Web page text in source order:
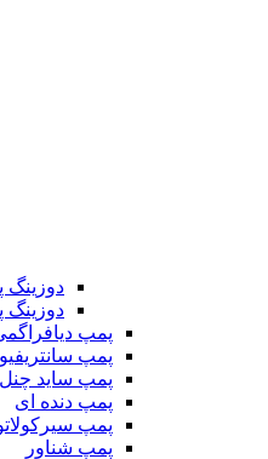
دوزینگ
پمپ
پمپ
پمپ ساید چنل
پمپ دنده ای
پمپ
پمپ شناور